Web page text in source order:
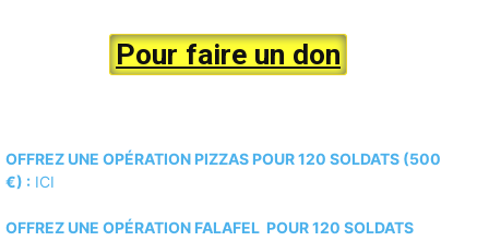
Pour faire un don
OFFREZ UNE OPÉRATION PIZZAS POUR 120 SOLDATS (500
€) : ICI
OFFREZ UNE OPÉRATION FALAFEL POUR 120 SOLDATS